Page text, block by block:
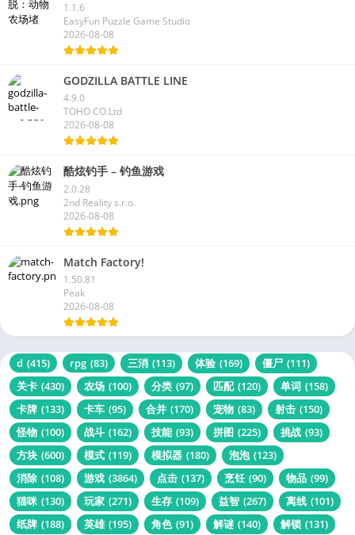
1.1.6
EasyFun Puzzle Game Studio
2026-08-08
GODZILLA BATTLE LINE
4.9.0
TOHO CO.Ltd
2026-08-08
酷炫钓手 – 钓鱼游戏
2.0.28
2nd Reality s.r.o.
2026-08-08
Match Factory!
1.50.81
Peak
2026-08-08
d (415) rpg (83) 三消 (113) 体验 (169) 僵尸 (111)
关卡 (430) 农场 (100) 分类 (97) 匹配 (120) 单词 (158)
卡牌 (133) 卡车 (95) 合并 (170) 宠物 (83) 射击 (150)
怪物 (100) 战斗 (162) 技能 (93) 拼图 (225) 挑战 (93)
方块 (600) 模式 (119) 模拟器 (180) 泡泡 (123)
消除 (108) 游戏 (3864) 点击 (137) 烹饪 (90) 物品 (99)
猫咪 (130) 玩家 (271) 生存 (109) 益智 (267) 离线 (101)
纸牌 (188) 英雄 (195) 角色 (91) 解谜 (140) 解锁 (131)